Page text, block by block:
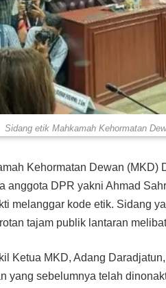
Sidang etik Mahkamah Kehormatan
Kehormatan Dewan (MKD)
anggota DPR yakni Ahmad
melanggar kode etik. Sidang
tajam publik lantaran
Ketua MKD, Adang
yang sebelumnya telah